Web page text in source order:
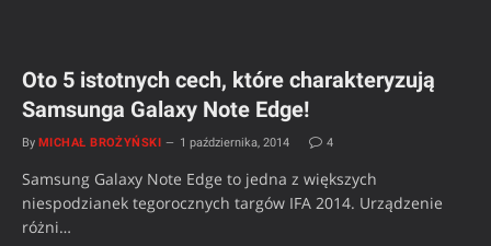
Oto 5 istotnych cech, które charakteryzują
Samsunga Galaxy Note Edge!
By MICHAŁ BROŻYŃSKI 1 października, 2014 4
Samsung Galaxy Note Edge to jedna z większych
niespodzianek tegorocznych targów IFA 2014. Urządzenie
różni…